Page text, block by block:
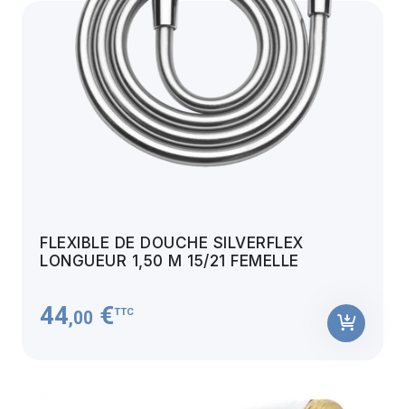
FLEXIBLE DE DOUCHE SILVERFLEX
LONGUEUR 1,50 M 15/21 FEMELLE
44,00 €TTC